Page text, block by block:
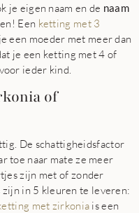
je eigen naam en de naam
Een ketting met 3
een moeder met meer dan
je een ketting met 4 of
ieder kind.
of
De schattigheidsfactor
toe naar mate ze meer
zijn met of zonder
in 5 kleuren te leveren:
met zirkonia is een